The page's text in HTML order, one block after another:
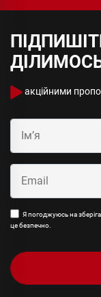
акційними
Я погоджуюсь на
це безпечно.